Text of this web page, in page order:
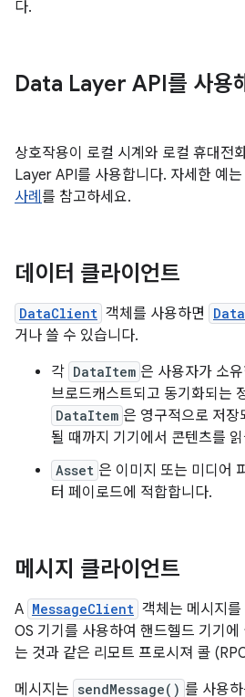
다.
Data Layer API를 사용
상호작용이 로컬 시계와 로컬 휴대전
Layer API를 사용합니다. 자세한 예는
사례 를 참고하세요.
데이터 클라이언트
DataClient 객체를 사용하면
거나 쓸 수 있습니다.
각 DataItem 은 사용자가 소
브로드캐스트되고 동기화되는
DataItem 은 영구적으로 저장
될 때까지 기기에서 콘텐츠를
Asset 은 이미지 또는 미디어
터 페이로드에 적합합니다.
메시지 클라이언트
A MessageClient 객체는 메시지
OS 기기를 사용하여 핸드헬드 기기
는 것과 같은 리모트 프로시져 콜
메시지는 sendMessage() 를 사용